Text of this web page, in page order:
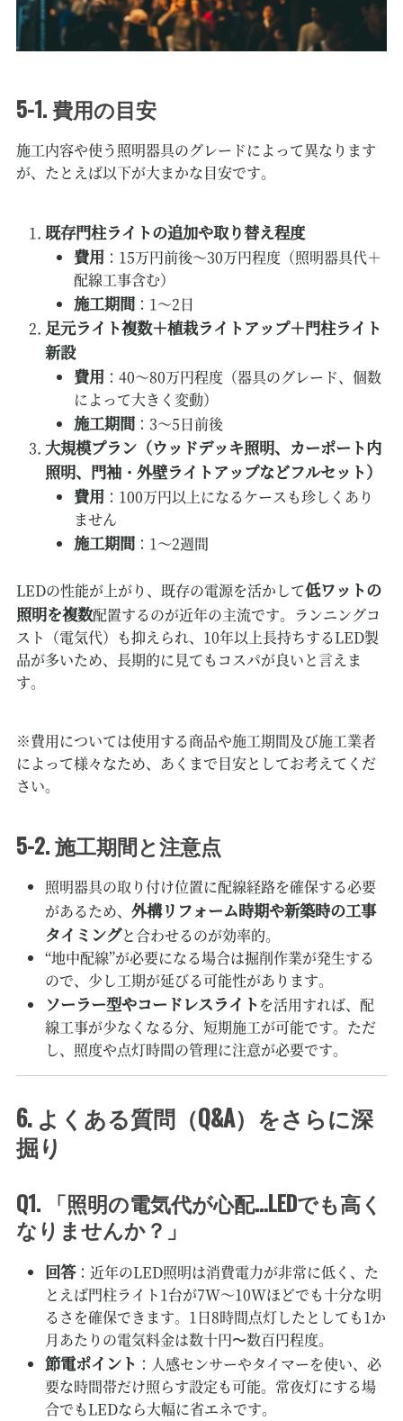
5-1. 費用の目安
施工内容や使う照明器具のグレードによって異なります
が、たとえば以下が大まかな目安です。
既存門柱ライトの追加や取り替え程度
費用：15万円前後～30万円程度（照明器具代＋
配線工事含む）
施工期間：1～2日
足元ライト複数＋植栽ライトアップ＋門柱ライト
新設
費用：40～80万円程度（器具のグレード、個数
によって大きく変動）
施工期間：3～5日前後
大規模プラン（ウッドデッキ照明、カーポート内
照明、門袖・外壁ライトアップなどフルセット）
費用：100万円以上になるケースも珍しくあり
ません
施工期間：1～2週間
LEDの性能が上がり、既存の電源を活かして低ワットの
照明を複数配置するのが近年の主流です。ランニングコ
スト（電気代）も抑えられ、10年以上長持ちするLED製
品が多いため、長期的に見てもコスパが良いと言えま
す。
※費用については使用する商品や施工期間及び施工業者
によって様々なため、あくまで目安としてお考えてくだ
さい。
5-2. 施工期間と注意点
照明器具の取り付け位置に配線経路を確保する必要
があるため、 外構リフォーム時期や新築時の工事
タイミングと合わせるのが効率的。
“地中配線”が必要になる場合は掘削作業が発生する
ので、少し工期が延びる可能性があります。
ソーラー型やコードレスライトを活用すれば、配
線工事が少なくなる分、短期施工が可能です。ただ
し、照度や点灯時間の管理に注意が必要です。
6. よくある質問（Q&A）をさらに深
掘り
Q1. 「照明の電気代が心配…LEDでも高く
なりませんか？」
回答：近年のLED照明は消費電力が非常に低く、た
とえば門柱ライト1台が7W～10Wほどでも十分な明
るさを確保できます。1日8時間点灯したとしても1か
月あたりの電気料金は数十円〜数百円程度。
節電ポイント ：人感センサーやタイマーを使い、必
要な時間帯だけ照らす設定も可能。常夜灯にする場
合でもLEDなら大幅に省エネです。